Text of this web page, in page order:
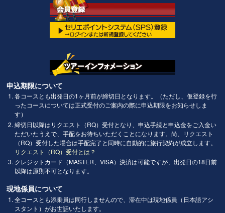
申込期限について
各コースとも出発日の1ヶ月前が締切日となります。（ただし、仮登録を行
ったコースについては正式受付のご案内の際に申込期限をお知らせしま
す）
締切日以降はリクエスト（RQ）受付となり、申込手続と申込金をご入金い
ただいたうえで、手配をお待ちいただくことになります。尚、リクエスト
（RQ）受付した場合は手配完了と同時に自動的に旅行契約が成立します。
リクエスト（RQ）受付とは？
クレジットカード（MASTER、VISA）決済は可能ですが、出発日の18日前
以降は原則不可となります。
現地係員について
全コースとも添乗員は同行しませんので、滞在中は現地係員（日本語アシ
スタント）がお世話いたします。